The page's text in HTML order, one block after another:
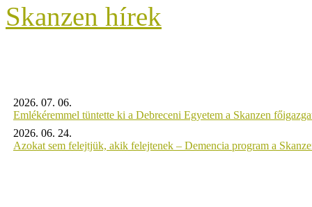
Skanzen hírek
2026. 07. 06.
Emlékéremmel tüntette ki a Debreceni Egyetem a Skanzen
2026. 06. 24.
Azokat sem felejtjük, akik felejtenek – Demencia program a